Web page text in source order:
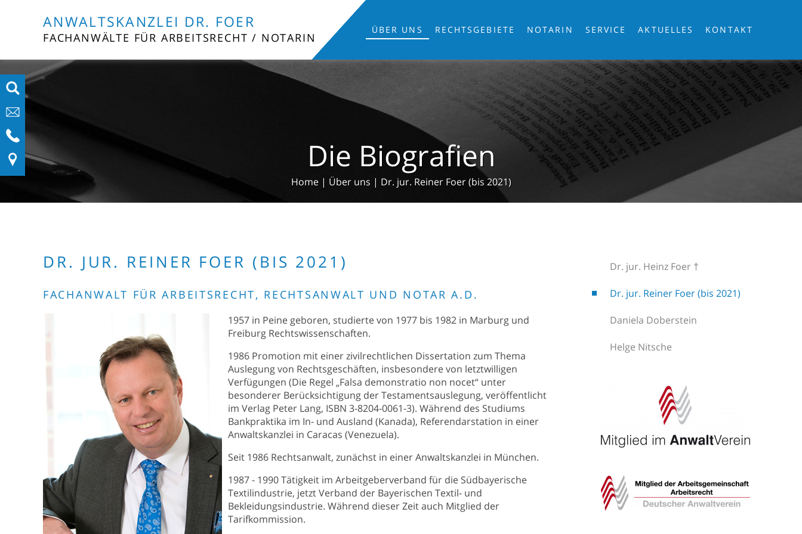
ANWALTSKANZLEI DR. FOER
FACHANWÄLTE FÜR ARBEITSRECHT / NOTARIN
ÜBER UNS RECHTSGEBIETE NOTARIN SERVICE AKTUELLES KONTAKT
Die Biografien
Home| Über uns | Dr. jur. Reiner Foer (bis 2021)
Dr. jur. Heinz Foer †
Dr. jur. Reiner Foer (bis 2021)
Daniela Doberstein
Helge Nitsche
DR. JUR. REINER FOER (BIS 2021)
FACHANWALT FÜR ARBEITSRECHT, RECHTSANWALT UND NOTAR A.D.
1957 in Peine geboren, studierte von 1977 bis 1982 in Marburg und
Freiburg Rechtswissenschaften.
1986 Promotion mit einer zivilrechtlichen Dissertation zum Thema
Auslegung von Rechtsgeschäften, insbesondere von letztwilligen
Verfügungen (Die Regel „Falsa demonstratio non nocet“ unter
besonderer Berücksichtigung der Testamentsauslegung, veröffentlicht
im Verlag Peter Lang, ISBN 3-8204-0061-3). Während des Studiums
Bankpraktika im In- und Ausland (Kanada), Referendarstation in einer
Anwaltskanzlei in Caracas (Venezuela).
Seit 1986 Rechtsanwalt, zunächst in einer Anwaltskanzlei in München.
1987 - 1990 Tätigkeit im Arbeitgeberverband für die Südbayerische
Textilindustrie, jetzt Verband der Bayerischen Textil- und
Bekleidungsindustrie. Während dieser Zeit auch Mitglied der
Tarifkommission.